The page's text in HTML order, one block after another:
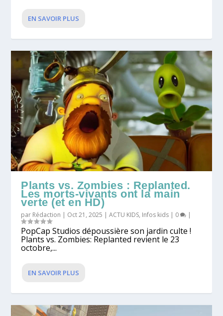
EN SAVOIR PLUS
Plants vs. Zombies : Replanted.
Les morts-vivants ont la main
verte (et en HD)
par Rédaction | Oct 21, 2025 |ACTU KIDS, Infos kids | 0 |
PopCap Studios dépoussière son jardin culte !
Plants vs. Zombies: Replanted revient le 23
octobre,...
EN SAVOIR PLUS